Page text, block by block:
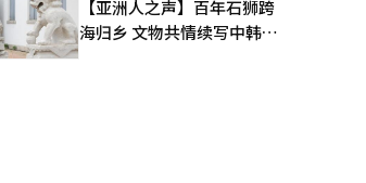
【亚洲人之声】百年石狮跨
海归乡 文物共情续写中韩人